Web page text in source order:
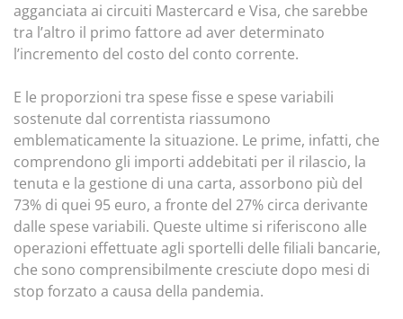
agganciata ai circuiti Mastercard e Visa, che sarebbe
tra l’altro il primo fattore ad aver determinato
l’incremento del costo del conto corrente.
E le proporzioni tra spese fisse e spese variabili
sostenute dal correntista riassumono
emblematicamente la situazione. Le prime, infatti, che
comprendono gli importi addebitati per il rilascio, la
tenuta e la gestione di una carta, assorbono più del
73% di quei 95 euro, a fronte del 27% circa derivante
dalle spese variabili. Queste ultime si riferiscono alle
operazioni effettuate agli sportelli delle filiali bancarie,
che sono comprensibilmente cresciute dopo mesi di
stop forzato a causa della pandemia.